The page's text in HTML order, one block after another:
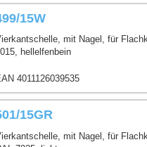
15W
mit Nagel, für
hellelfenbein
4011126039535
15GR
mit Nagel, für